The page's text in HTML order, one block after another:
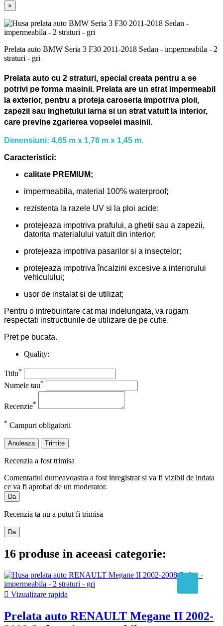
×
Prelata auto BMW Seria 3 F30 2011-2018 Sedan - impermeabila - 2
straturi - gri
Prelata auto cu 2 straturi, special creata pentru a se
potrivi pe forma masinii. Prelata are un strat impermeabil
la exterior, pentru a proteja caroseria impotriva ploii,
zapezii sau inghetului iarna si un strat vatuit la interior,
care previne zgarierea vopselei masinii.
Dimensiuni: 4,65 m x 1,76 m x 1,45 m.
Caracteristici:
calitate PREMIUM;
impermeabila, material 100% waterproof;
rezistenta la razele UV si la ploi acide;
protejeaza impotriva prafului, a ghetii sau a zapezii,
datorita materialului vatuit din interior;
protejeaza impotriva pasarilor si a insectelor;
protejeaza impotriva încalzirii excesive a interiorului
vehiculului;
usor de instalat si de utilizat;
Pentru o intrebuintare cat mai indelungata, va rugam
respectati instructiunile de utilizare de pe cutie.
Pret pe bucata.
Quality:
Titlu*
Numele tau*
Recenzie*
* Campuri obligatorii
Anuleaza Trimite
Recenzia a fost trimisa
Comentariul dumeavoastra a fost inregistrat si va fi vizibil de indata
ce va fi aprobat de un moderator.
Da
Recenzia ta nu a putut fi trimisa
Da
16 produse in aceeasi categorie:
 Vizualizare rapida
Prelata auto RENAULT Megane II 2002-